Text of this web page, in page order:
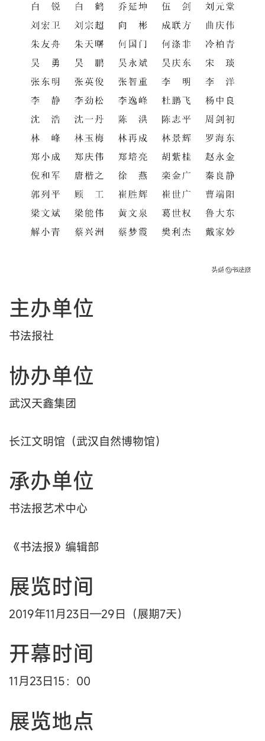
主办单位
书法报社
协办单位
武汉天鑫集团
长江文明馆（武汉自然博物馆）
承办单位
书法报艺术中心
《书法报》编辑部
展览时间
2019年11月23日—29日（展期7天）
开幕时间
11月23日15：00
展览地点